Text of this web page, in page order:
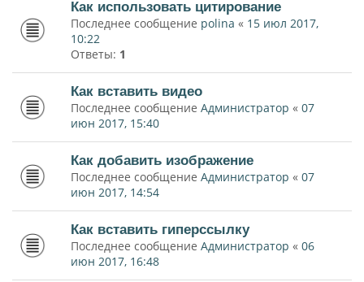
Как использовать цитирование
Последнее сообщение polina « 15 июл 2017,
10:22
Ответы: 1
Как вставить видео
Последнее сообщение Администратор « 07
июн 2017, 15:40
Как добавить изображение
Последнее сообщение Администратор « 07
июн 2017, 14:54
Как вставить гиперссылку
Последнее сообщение Администратор « 06
июн 2017, 16:48